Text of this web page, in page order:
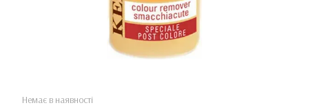
Немає в наявності